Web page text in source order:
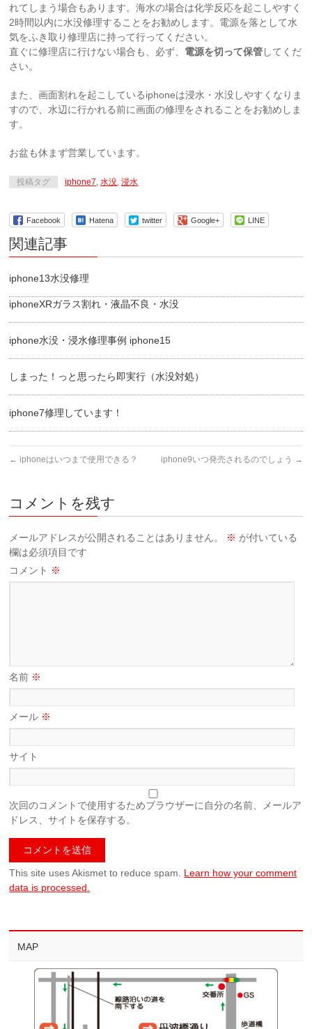
れてしまう場合もあります。海水の場合は化学反応を起こしやすく
2時間以内に水没修理することをお勧めします。電源を落として水
気をふき取り修理店に持って行ってください。
直ぐに修理店に行けない場合も、必ず、 電源を切って保管してくだ
さい。
また、画面割れを起こしているiphoneは浸水・水没しやすくなりま
すので、水辺に行かれる前に画面の修理をされることをお勧めしま
す。
お盆も休まず営業しています。
投稿タグ iphone7,水没,浸水
Facebook Hatena twitter Google+ LINE
関連記事
iphone13水没修理
iphoneXRガラス割れ・液晶不良・水没
iphone水没・浸水修理事例 iphone15
しまった！っと思ったら即実行（水没対処）
iphone7修理しています！
← iphoneはいつまで使用できる？ iphone9いつ発売されるのでしょう →
コメントを残す
メールアドレスが公開されることはありません。 ※ が付いている
欄は必須項目です
コメント ※
名前 ※
メール ※
サイト
次回のコメントで使用するためブラウザーに自分の名前、メールア
ドレス、サイトを保存する。
This site uses Akismet to reduce spam. Learn how your comment
data is processed.
MAP